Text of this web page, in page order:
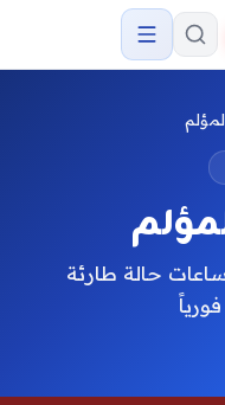
مستمر لأكثر من 4 ساعات حالة طارئة